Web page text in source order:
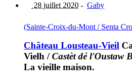
28 juillet 2020 - Gaby
(Sainte-Croix-du-Mont / Senta
Château Lousteau-Vieil
Vielh /Castèt dé l'Oustaw
La vieille maison.